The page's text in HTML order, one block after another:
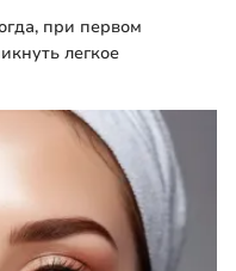
при первом
легкое